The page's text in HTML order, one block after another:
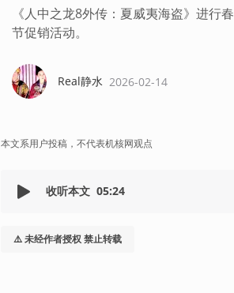
《人中之龙8外传：夏威夷海盗》进行春
节促销活动。
Real静水 2026-02-14
本文系用户投稿，不代表机核网观点
收听本文 05:24
⚠️ 未经作者授权 禁止转载